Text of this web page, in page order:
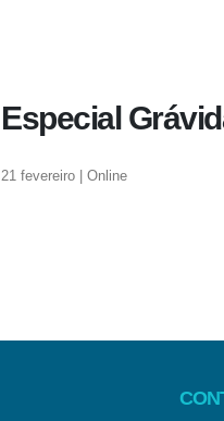
Especial
21 fevereiro | Online